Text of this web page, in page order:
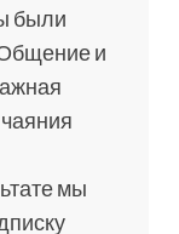
были
и
мы